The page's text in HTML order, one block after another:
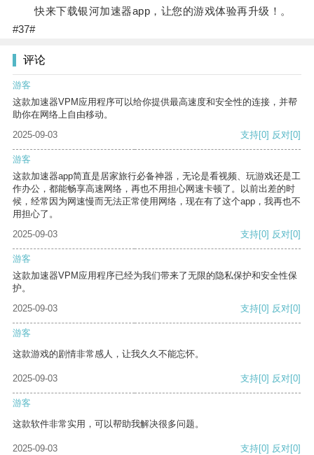
快来下载银河加速器app，让您的游戏体验再升级！。
#37#
评论
游客
这款加速器VPM应用程序可以给你提供最高速度和安全性的连接，并帮
助你在网络上自由移动。
2025-09-03
支持[0] 反对[0]
游客
这款加速器app简直是居家旅行必备神器，无论是看视频、玩游戏还是工
作办公，都能畅享高速网络，再也不用担心网速卡顿了。以前出差的时
候，经常因为网速慢而无法正常使用网络，现在有了这个app，我再也不
用担心了。
2025-09-03
支持[0] 反对[0]
游客
这款加速器VPM应用程序已经为我们带来了无限的隐私保护和安全性保
护。
2025-09-03
支持[0] 反对[0]
游客
这款游戏的剧情非常感人，让我久久不能忘怀。
2025-09-03 支持[0] 反对[0]
游客
这款软件非常实用，可以帮助我解决很多问题。
2025-09-03 支持[0] 反对[0]